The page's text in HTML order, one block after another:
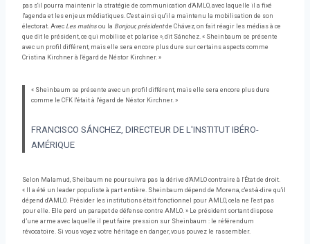
pas s'il pourra maintenir la stratégie de communication d'AMLO, avec laquelle il a fixé
l'agenda et les enjeux médiatiques. C'est ainsi qu'il a maintenu la mobilisation de son
électorat. Avec Les matins ou la Bonjour, présidentde Chávez, on fait réagir les médias à ce
que dit le président, ce qui mobilise et polarise », dit Sánchez. « Sheinbaum se présente
avec un profil différent, mais elle sera encore plus dure sur certains aspects comme
Cristina Kirchner à l'égard de Néstor Kirchner. »
« Sheinbaum se présente avec un profil différent, mais elle sera encore plus dure
comme le CFK l'était à l'égard de Néstor Kirchner. »
FRANCISCO SÁNCHEZ, DIRECTEUR DE L'INSTITUT IBÉRO-
AMÉRIQUE
Selon Malamud, Sheibaum ne poursuivra pas la dérive d'AMLO contraire à l'État de droit.
« Il a été un leader populiste à part entière. Sheinbaum dépend de Morena, c'est-à-dire qu'il
dépend d'AMLO. Présider les institutions était fonctionnel pour AMLO, cela ne l'est pas
pour elle. Elle perd un parapet de défense contre AMLO. » Le président sortant dispose
d’une arme avec laquelle il peut faire pression sur Sheinbaum : le référendum
révocatoire. Si vous voyez votre héritage en danger, vous pouvez le rassembler.